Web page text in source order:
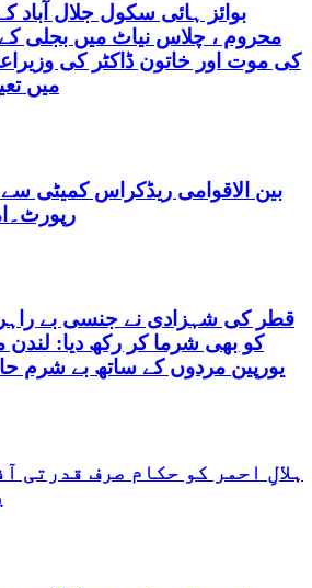
بوائز ہائی سکول جلال
محروم ، چلاس نیاٹ میں بجلی
کی موت اور خاتون ڈاکٹر کی
میں
بین الاقوامی ریڈکراس کمیٹی سے
قطر کی شہزادی نے جنسی بے
یورپین مردوں کے ساتھ بے شرم
ہلالِ احمر کو حکام صرف قدرتی